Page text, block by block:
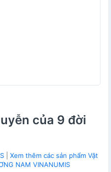
của 9 đời
Xem thêm các sản phẩm Vật
NAM VINANUMIS